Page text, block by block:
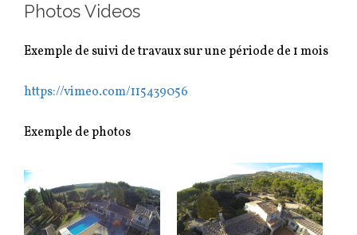
Photos Videos
Exemple de suivi de travaux sur une période de 1 mois
https://vimeo.com/115439056
Exemple de photos